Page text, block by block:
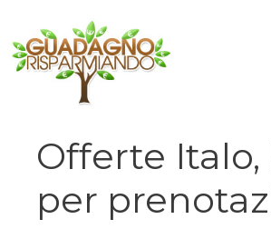
contenuto
Offerte
per